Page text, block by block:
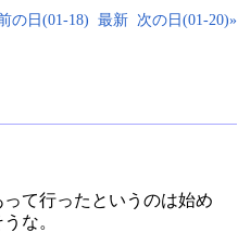
の日(01-18) 最新 次の日(01-20)»
て行ったというのは始め
な。